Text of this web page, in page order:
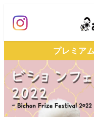
ン
ン
テ
ン
ツ
プレミア